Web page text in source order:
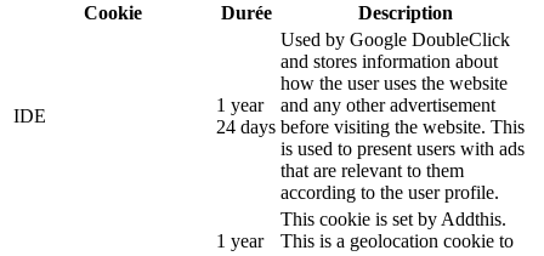
Cookie
Durée Description
IDE
1 year
24 days
Used by Google DoubleClick
and stores information about
how the user uses the website
and any other advertisement
before visiting the website. This
is used to present users with ads
that are relevant to them
according to the user profile.
1 year
This cookie is set by Addthis.
This is a geolocation cookie to